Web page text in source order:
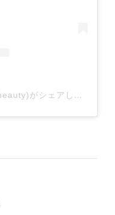
田中玲子(@reiko.tanaka_reybeauty)がシェアした投稿